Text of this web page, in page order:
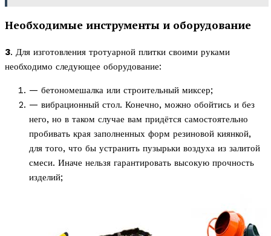
Необходимые инструменты и оборудование
3. Для изготовления тротуарной плитки своими руками
необходимо следующее оборудование:
— бетономешалка или строительный миксер;
— вибрационный стол. Конечно, можно обойтись и без
него, но в таком случае вам придётся самостоятельно
пробивать края заполненных форм резиновой киянкой,
для того, что бы устранить пузырьки воздуха из залитой
смеси. Иначе нельзя гарантировать высокую прочность
изделий;